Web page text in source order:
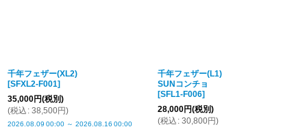
千年フェザー(XL2)
[SFXL2-F001]
35,000円(税別)
(税込 : 38,500円)
2026.08.09 00:00 ～ 2026.08.16 00:00
千年フェザー(L1)
SUNコンチョ
[SFL1-F006]
28,000円(税別)
(税込 : 30,800円)